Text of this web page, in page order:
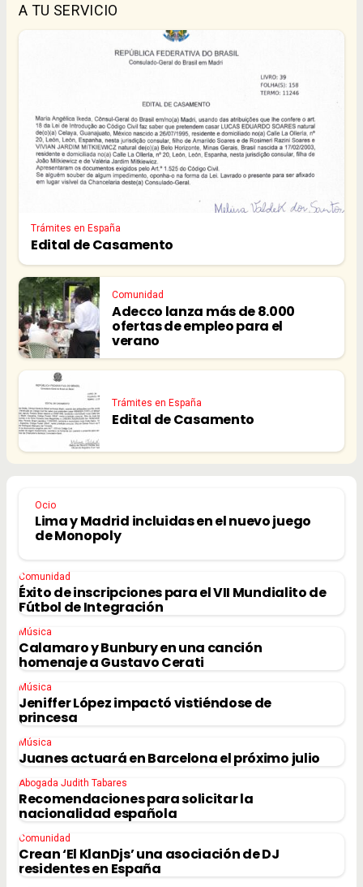
A TU SERVICIO
Trámites en España
Edital de Casamento
Comunidad
Adecco lanza más de 8.000
ofertas de empleo para el
verano
Trámites en España
Edital de Casamento
Ocio
Lima y Madrid incluidas en el nuevo juego
de Monopoly
Comunidad
Éxito de inscripciones para el VII Mundialito de
Fútbol de Integración
Música
Calamaro y Bunbury en una canción
homenaje a Gustavo Cerati
Música
Jeniffer López impactó vistiéndose de
princesa
Música
Juanes actuará en Barcelona el próximo julio
Abogada Judith Tabares
Recomendaciones para solicitar la
nacionalidad española
Comunidad
Crean ‘El KlanDjs’ una asociación de DJ
residentes en España